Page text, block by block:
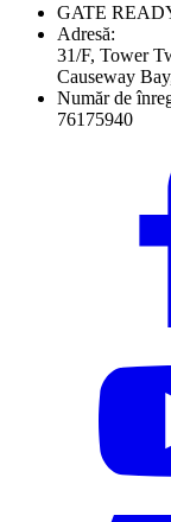
GATE
Adresă:
31/F, Tower
Causeway
Număr de
76175940